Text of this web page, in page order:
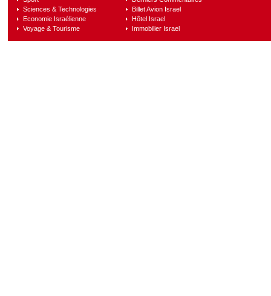
Sciences & Technologies
Economie Israélienne
Voyage & Tourisme
Billet Avion Israel
Hôtel Israel
Immobilier Israel